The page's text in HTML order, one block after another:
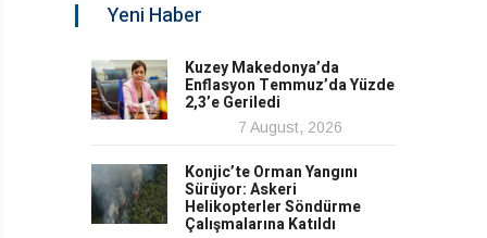
Yeni Haber
Kuzey Makedonya’da
Enflasyon Temmuz’da Yüzde
2,3’e Geriledi
7 August, 2026
Konjic’te Orman Yangını
Sürüyor: Askeri
Helikopterler Söndürme
Çalışmalarına Katıldı